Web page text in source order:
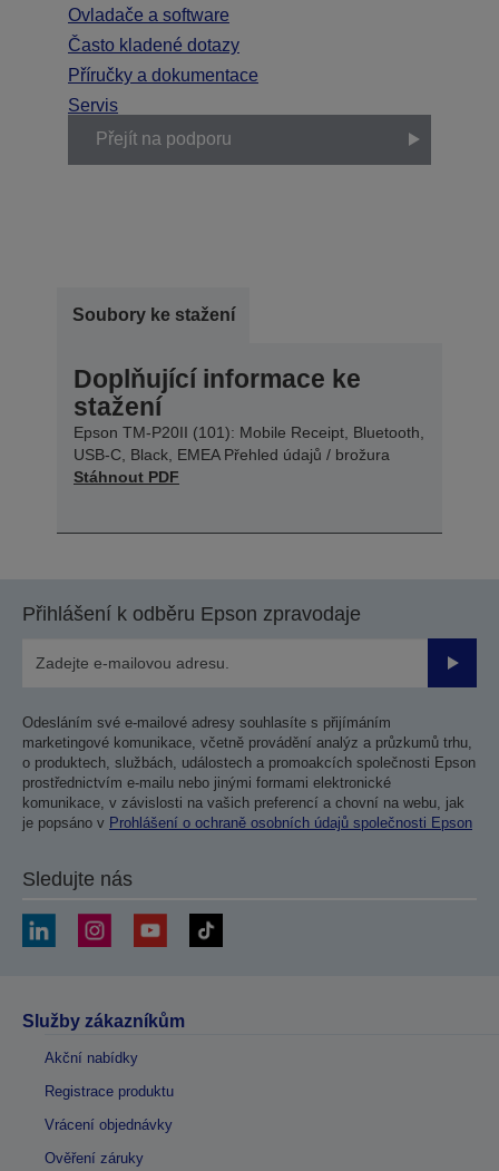
Ovladače a software
Často kladené dotazy
Příručky a dokumentace
Servis
Přejít na podporu
Soubory ke stažení
Doplňující informace ke
stažení
Epson TM-P20II (101): Mobile Receipt, Bluetooth,
USB-C, Black, EMEA Přehled údajů / brožura
Stáhnout PDF
Přihlášení k odběru Epson zpravodaje
Odesláním své e-mailové adresy souhlasíte s přijímáním
marketingové komunikace, včetně provádění analýz a průzkumů trhu,
o produktech, službách, událostech a promoakcích společnosti Epson
prostřednictvím e-mailu nebo jinými formami elektronické
komunikace, v závislosti na vašich preferencí a chovní na webu, jak
je popsáno v Prohlášení o ochraně osobních údajů společnosti Epson
Sledujte nás
Služby zákazníkům
Akční nabídky
Registrace produktu
Vrácení objednávky
Ověření záruky